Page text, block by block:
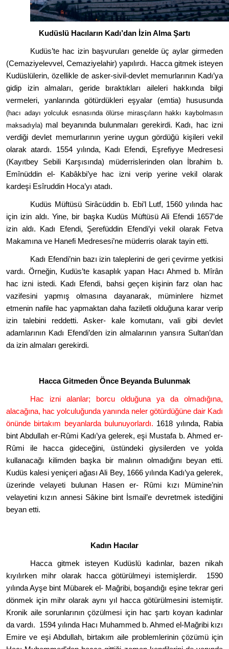
Kudüslü Hacıların Kadı’dan İzin Alma Şartı
Kudüs’te hac izin başvuruları genelde üç aylar girmeden
(Cemaziyelevvel, Cemaziyelahir) yapılırdı. Hacca gitmek isteyen
Kudüslülerin, özellikle de asker-sivil-devlet memurlarının Kadı’ya
gidip izin almaları, geride bıraktıkları aileleri hakkında bilgi
vermeleri, yanlarında götürdükleri eşyalar (emtia) hususunda
(hacı adayı yolculuk esnasındaö lürse mirasçıların hakkı kaybolmasın
maksadıyla) mal beyanında bulunmaları gerekirdi. Kadı, hac izni
verdiği devlet memurlarının yerine uygun gördüğü kişileri vekil
olarak atardı. 1554 yılında, Kadı Efendi, Eşrefiyye Medresesi
(Kayıtbey Sebili Karşısında) müderrislerinden olan İbrahim b.
Emînüddin el- Kabâkbi’ye hac izni verip yerine vekil olarak
kardeşi Esîruddin Hoca’yı atadı.
Kudüs Müftüsü Sirâcüddin b. Ebi’l Lutf, 1560 yılında hac
için izin aldı. Yine, bir başka Kudüs Müftüsü Ali Efendi 1657’de
izin aldı. Kadı Efendi, Şerefüddin Efendi’yi vekil olarak Fetva
Makamına ve Hanefi Medresesi’ne müderris olarak tayin etti.
Kadı Efendi’nin bazı izin taleplerini de geri çevirme yetkisi
vardı. Örneğin, Kudüs’te kasaplık yapan Hacı Ahmed b. Mîrân
hac izni istedi. Kadı Efendi, bahsi geçen kişinin farz olan hac
vazifesini yapmış olmasına dayanarak, müminlere hizmet
etmenin nafile hac yapmaktan daha faziletli olduğuna karar verip
izin talebini reddetti. Asker- kale komutanı, vali gibi devlet
adamlarının Kadı Efendi’den izin almalarının yansıra Sultan’dan
da izin almaları gerekirdi.
Hacca Gitmeden Önce Beyanda Bulunmak
Hac izni alanlar; borcu olduğuna ya da olmadığına,
alacağına, hac yolculuğunda yanında neler götürdüğüne dair Kadı
önünde birtakım beyanlarda bulunuyorlardı. 1618 yılında, Rabia
bint Abdullah er-Rûmi Kadı’ya gelerek, eşi Mustafa b. Ahmed er-
Rûmi ile hacca gideceğini, üstündeki giysilerden ve yolda
kullanacağı kilimden başka bir malının olmadığını beyan etti.
Kudüs kalesi yeniçeri ağası Ali Bey, 1666 yılında Kadı’ya gelerek,
üzerinde velayeti bulunan Hasen er- Rûmi kızı Mümine’nin
velayetini kızın annesi Sâkine bint İsmail ’e devretmek istediğini
beyan etti.
Kadın Hacılar
Hacca gitmek isteyen Kudüslü kadınlar, bazen nikah
kıyılırken mihr olarak hacca götürülmeyi istemişlerdir. 1590
yılında Ayşe bint M übarek el- Mağribi, boşandığı eşine tekrar geri
dönmek için mihr olarak aynı yı l hacca götürülmesini istemiştir.
Kronik aile sorunlarının çözülmesi için hac şartı koyan kadınlar
da vardı. 1594 yılında Hacı Muhammed b. Ahmed el-Mağribi kızı
Emire ve eşi Abdullah, birtakım aile problemlerinin çözümü için